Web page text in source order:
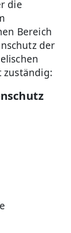
die
Bereich
der
zuständig: